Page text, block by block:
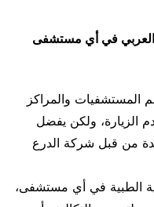
العربي في أي مستشفى
المستشفيات والمراكز
الزيارة، ولكن يفضل
من قبل شركة الدرع
الطبية في أي مستشفى،